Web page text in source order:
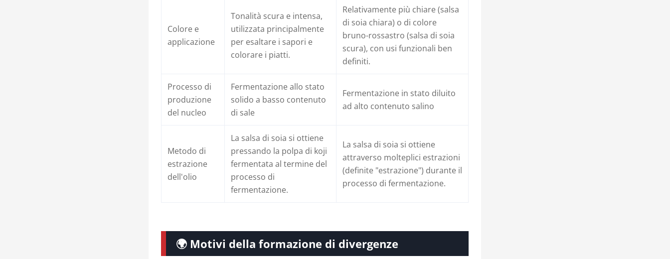
Colore e
applicazione
Tonalità scura e intensa,
utilizzata principalmente
per esaltare i sapori e
colorare i piatti.
Relativamente più chiare (salsa
di soia chiara) o di colore
bruno-rossastro (salsa di soia
scura), con usi funzionali ben
definiti.
Processo di
produzione
del nucleo
Fermentazione allo stato
solido a basso contenuto
di sale
Fermentazione in stato diluito
ad alto contenuto salino
Metodo di
estrazione
dell'olio
La salsa di soia si ottiene
pressando la polpa di koji
fermentata al termine del
processo di
fermentazione.
La salsa di soia si ottiene
attraverso molteplici estrazioni
(definite "estrazione") durante il
processo di fermentazione.
🌍 Motivi della formazione di divergenze